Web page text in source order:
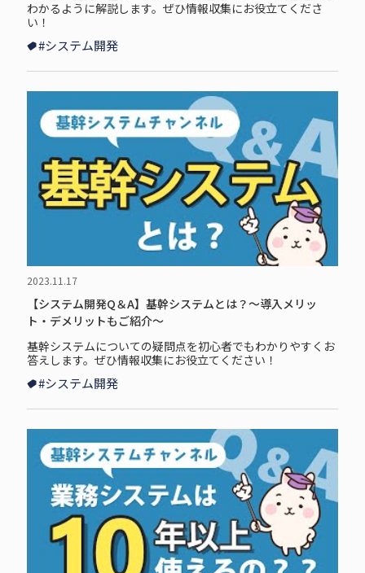
わかるように解説します。ぜひ情報収集にお役立てくださ
い！
#システム開発
2023.11.17
【システム開発Q＆A】基幹システムとは？～導入メリッ
ト・デメリットもご紹介～
基幹システムについての疑問点を初心者でもわかりやすくお
答えします。ぜひ情報収集にお役立てください！
#システム開発